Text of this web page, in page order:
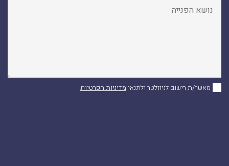
מאשר/ת רישום לניוזלטר ולתנאי מדיניות הפרטיות